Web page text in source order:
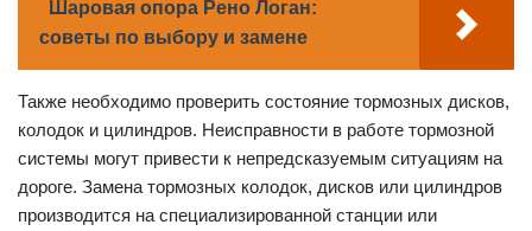
Шаровая опора Рено Логан:
советы по выбору и замене
Также необходимо проверить состояние тормозных дисков,
колодок и цилиндров. Неисправности в работе тормозной
системы могут привести к непредсказуемым ситуациям на
дороге. Замена тормозных колодок, дисков или цилиндров
производится на специализированной станции или